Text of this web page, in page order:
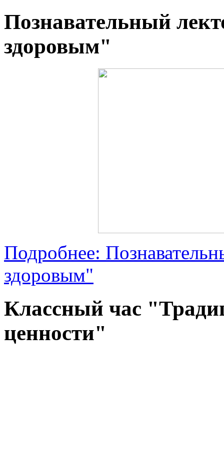
Познавательный
здоровым"
Подробнее:
здоровым"
Классный час
ценности"